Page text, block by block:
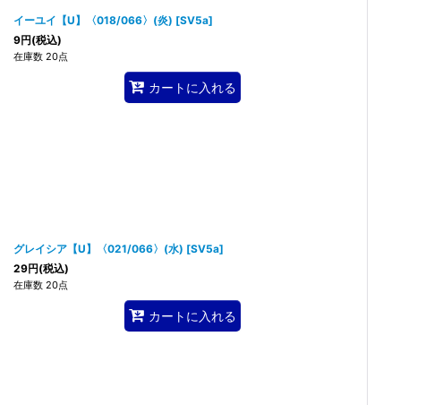
イーユイ【U】〈018/066〉(炎) [SV5a]
9円(税込)
在庫数 20点
カートに入れる
グレイシア【U】〈021/066〉(水) [SV5a]
29円(税込)
在庫数 20点
カートに入れる